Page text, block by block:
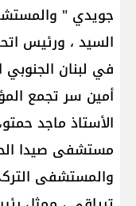
جويدي "
السيد ، ورئيس
في لبنان الجنوبي
أمين سر تجمع
الأستاذ ماجد
مستشفى صيدا
والمستشفى